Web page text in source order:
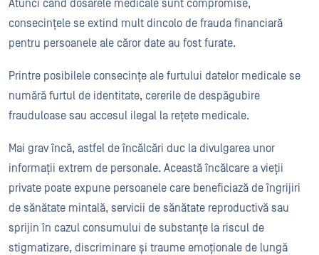
Atunci când dosarele medicale sunt compromise,
consecințele se extind mult dincolo de frauda financiară
pentru persoanele ale căror date au fost furate.
Printre posibilele consecințe ale furtului datelor medicale se
numără furtul de identitate, cererile de despăgubire
frauduloase sau accesul ilegal la rețete medicale.
Mai grav încă, astfel de încălcări duc la divulgarea unor
informații extrem de personale. Această încălcare a vieții
private poate expune persoanele care beneficiază de îngrijiri
de sănătate mintală, servicii de sănătate reproductivă sau
sprijin în cazul consumului de substanțe la riscul de
stigmatizare, discriminare și traume emoționale de lungă